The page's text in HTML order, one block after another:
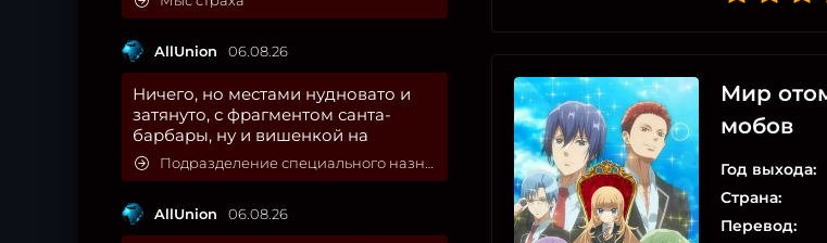
AllUnion 06.08.26
Ничего, но местами нудновато и
затянуто, с фрагментом санта-
барбары, ну и вишенкой на
Подразделение специального назначения
AllUnion 06.08.26
Мир
мобов
Год выхода:
Страна:
Перевод: